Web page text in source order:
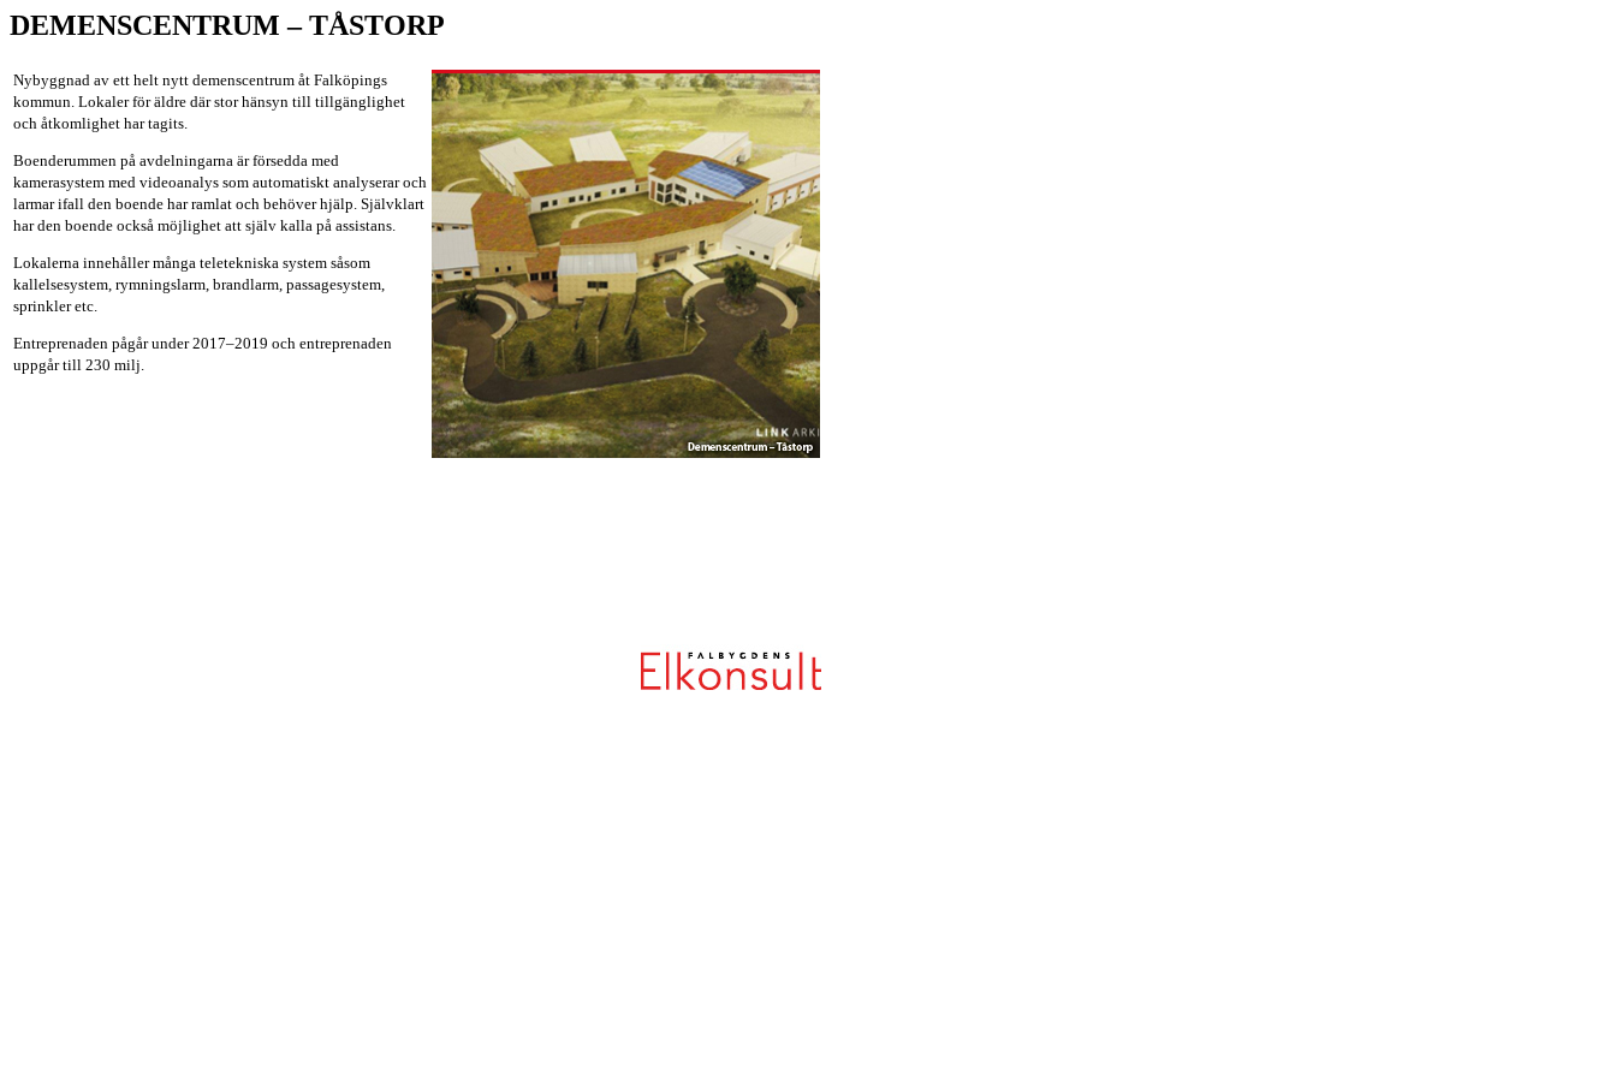
DEMENSCENTRUM – TÅSTORP
Nybyggnad av ett helt nytt demenscentrum åt Falköpings
kommun. Lokaler för äldre där stor hänsyn till tillgänglighet
och åtkomlighet har tagits.
Boenderummen på avdelningarna är försedda med
kamerasystem med videoanalys som automatiskt analyserar och
larmar ifall den boende har ramlat och behöver hjälp. Självklart
har den boende också möjlighet att själv kalla på assistans.
Lokalerna innehåller många teletekniska system såsom
kallelsesystem, rymningslarm, brandlarm, passagesystem,
sprinkler etc.
Entreprenaden pågår under 2017–2019 och entreprenaden
uppgår till 230 milj.